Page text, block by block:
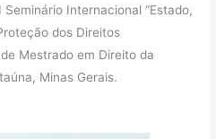
Internacional “Estado,
dos Direitos
Mestrado em Direito da
Minas Gerais.